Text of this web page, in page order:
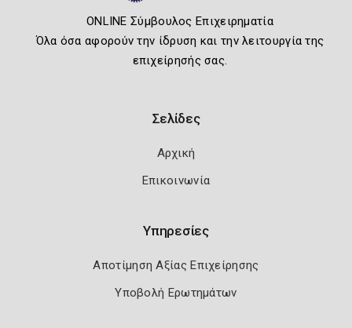
ONLINE Σύμβουλος Επιχειρηματία
Όλα όσα αφορούν την ίδρυση και την λειτουργία της
επιχείρησής σας.
Σελίδες
Αρχική
Επικοινωνία
Υπηρεσίες
Αποτίμηση Αξίας Επιχείρησης
Υποβολή Ερωτημάτων